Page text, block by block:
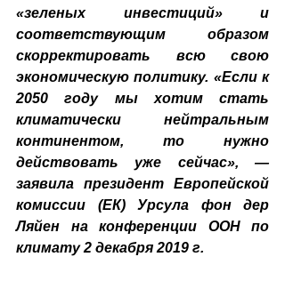
«зеленых инвестиций» и
соответствующим образом
скорректировать всю свою
экономическую политику. «Если к
2050 году мы хотим стать
климатически нейтральным
континентом, то нужно
действовать уже сейчас», —
заявила президент Европейской
комиссии (ЕК) Урсула фон дер
Ляйен на конференции ООН по
климату 2 декабря 2019 г.